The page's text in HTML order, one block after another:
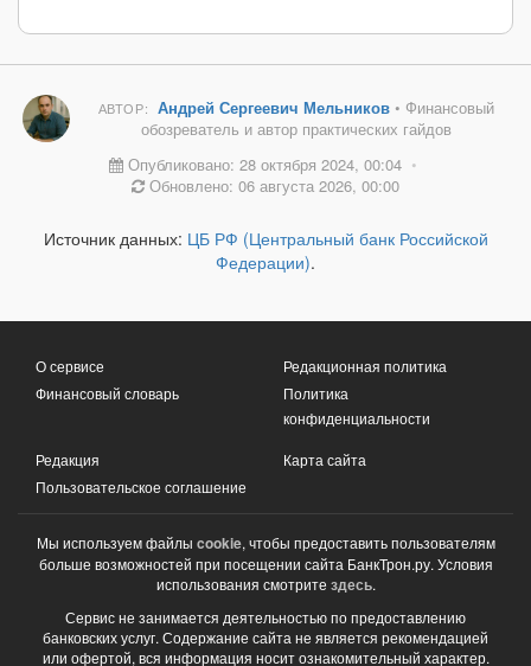
АВТОР: Андрей Сергеевич Мельников• Финансовый
обозреватель и автор практических гайдов
Опубликовано: 28 октября 2024, 00:04 •
Обновлено: 06 августа 2026, 00:00
Источник данных: ЦБ РФ (Центральный банк Российской
Федерации).
О сервисе
Финансовый словарь
Редакционная политика
Политика
конфиденциальности
Редакция
Пользовательское соглашение
Карта сайта
Мы используем файлы cookie, чтобы предоставить пользователям
больше возможностей при посещении сайта БанкТрон.ру. Условия
использования смотрите здесь.
Сервис не занимается деятельностью по предоставлению
банковских услуг. Содержание сайта не является рекомендацией
или офертой, вся информация носит ознакомительный характер.